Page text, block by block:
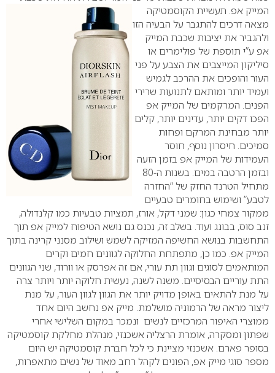
המייק אפ. תעשיית הקוסמטיקה
מצאה דרכים להתגבר על הבעיה הזו
ולהגביר את יציבות שכבת המייק
אפ ע”י תוספת של פולימרים או
סיליקון המייצבים את הצבע על פני
העור והופכים את ההרכב לגמיש
ועמיד יותר ומותאם לתנועות שרירי
הפנים. המרקמים של המייק אפ
הפכו דקים יותר, עדינים יותר, קלים
יותר מבחינת המרקם ופחות
סמיכים. חיסרון נוסף, חוסר
העמידות של המייק אפ בזמן הזעה
ובזמן הרטבה במים.
בשנות ה-80
מתחיל הטרנד החזק של “החזרה
לטבע” ושימוש בחומרים טבעיים
ממקור צמחי כגון: שמני דקל, אורז, תמציות טבעיות כמו קלנדולה,
זנב סוס, בבונג ועוד. בשלב זה, נכנס גם נושא הטיפוח למייק אפ תוך
התחשבות בנושא החשיפה המזיקה לשמש ושילוב מסנני קרינה בתוך
המייק אפ. כמו כן, מתפתחת החלוקה לגוונים חמים וקרים
המותאמים לסוגים וגוון תת עורי, אם זה אפרסק או וורוד, שני הגוונים
התת עוריים הבסיסיים. משנה לשנה, נעשית חלוקה יותר ויותר צרה
על מנת להתאים באופן מדויק יותר את הגוון לגוון העור, על מנת
ליצור מראה של הרמוניה מושלמת. מייק אפ נחשב היום אחד
ממוצרי האיפור המרכזיים לנשים ונמכר במקום השלישי אחרי
שפתון ומסקרה, אומרת הרצליה אשכנזי, מנהלת מחלקת קוסמטיקה
בסופר פארם. אשכנזי מציינת כי לכל חברת קוסמטיקה יש היום
מספר סוגי מייק אפ, הפונים לקהל רחב מאוד של נשים מתאפרות,